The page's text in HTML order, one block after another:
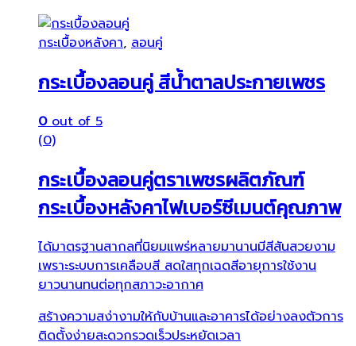
กระเบื้องหลังคา, ลอนคู่
กระเบื้องลอนคู่ สีน้ำตาลประกายเพชร
0out of 5
(0)
กระเบื้องลอนคู่ตราเพชรผลิตภัณฑ์
กระเบื้องหลังคาไฟเบอร์ซีเมนต์คุณภาพ
ได้มาตรฐานสากลที่นิยมแพร่หลายมานานมีสีสันสวยงาม
เพราะระบบการเคลือบสี สดใสทุกเฉดสีอายุการใช้งาน
ยาวนานทนต่อทุกสภาวะอากาศ
สร้างความสง่างามให้กับบ้านและอาคารได้อย่างลงตัวการ
ติดตั้งง่ายสะดวกรวดเร็วประหยัดเวลา